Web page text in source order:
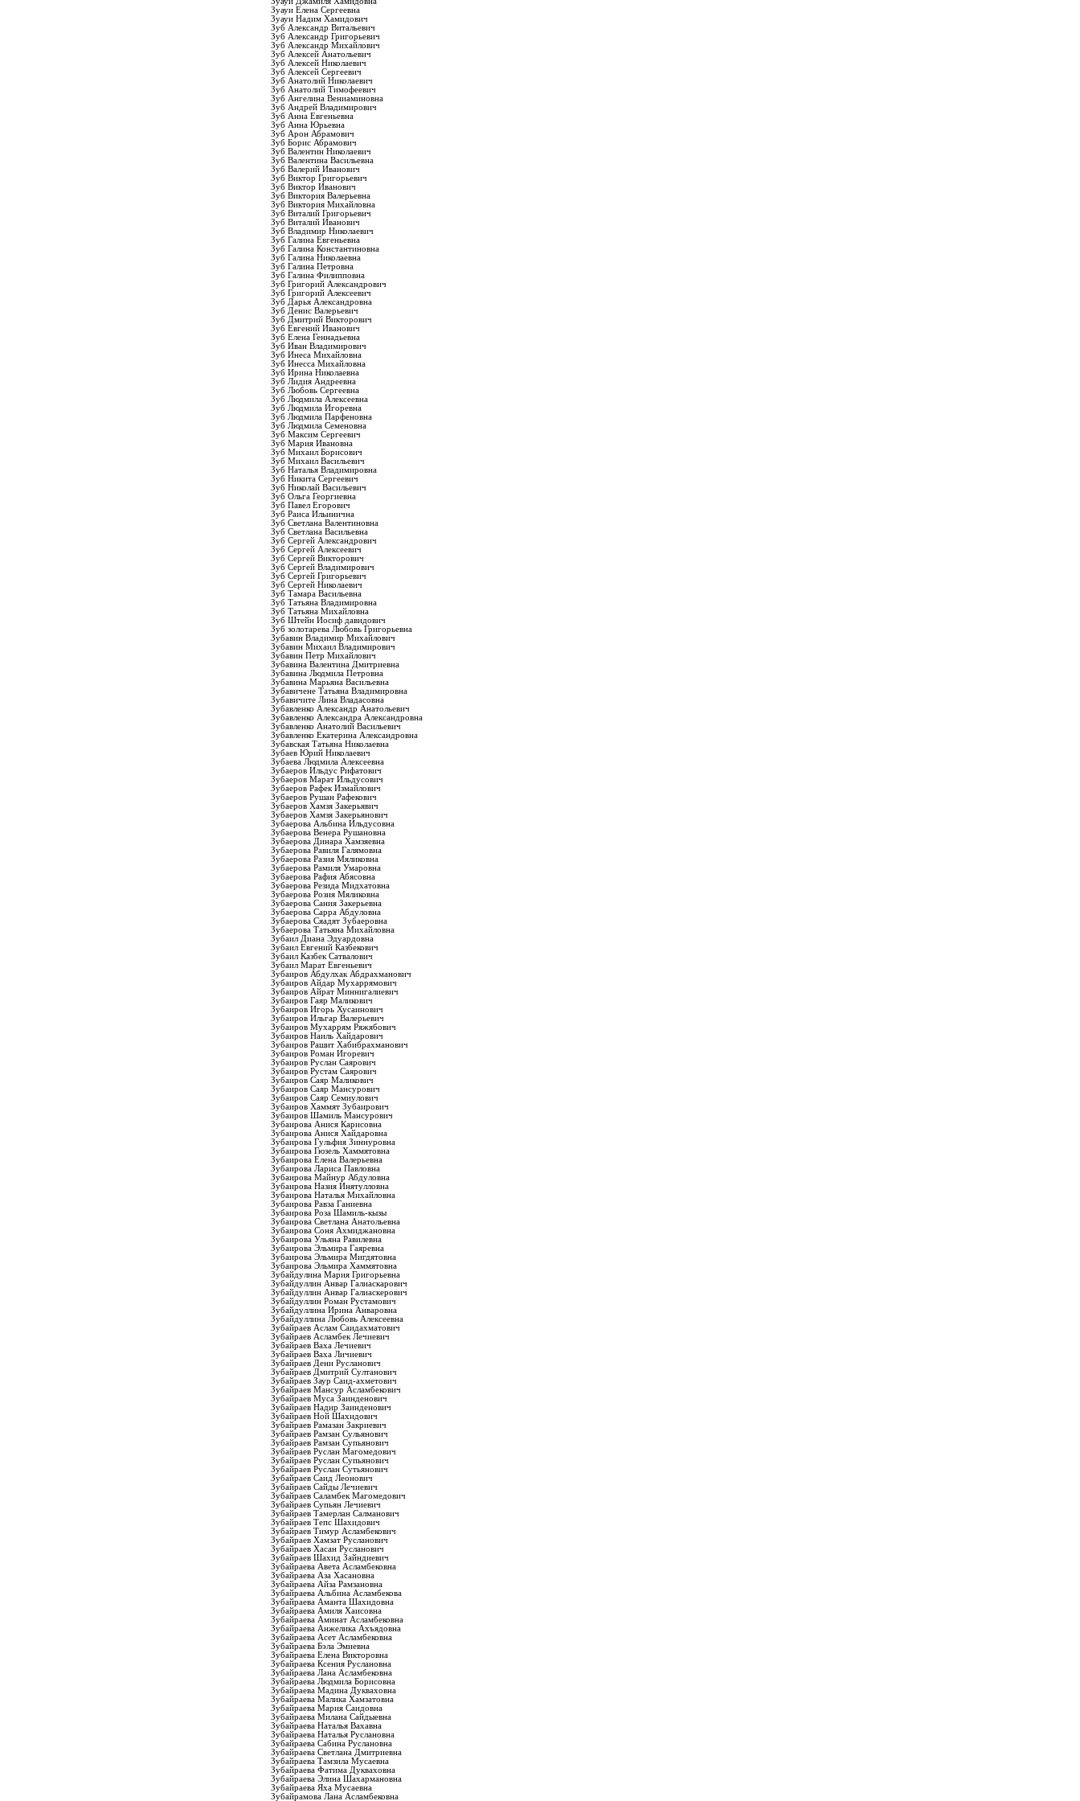
Зуауи Елена Сергеевна
Зуауи Надим Хамидович
Зуб Александр Витальевич
Зуб Александр Григорьевич
Зуб Александр Михайлович
Зуб Алексей Анатольевич
Зуб Алексей Николаевич
Зуб Алексей Сергеевич
Зуб Анатолий Николаевич
Зуб Анатолий Тимофеевич
Зуб Ангелина Вениаминовна
Зуб Андрей Владимирович
Зуб Анна Евгеньевна
Зуб Анна Юрьевна
Зуб Арон Абрамович
Зуб Борис Абрамович
Зуб Валентин Николаевич
Зуб Валентина Васильевна
Зуб Валерий Иванович
Зуб Виктор Григорьевич
Зуб Виктор Иванович
Зуб Виктория Валерьевна
Зуб Виктория Михайловна
Зуб Виталий Григорьевич
Зуб Виталий Иванович
Зуб Владимир Николаевич
Зуб Галина Евгеньевна
Зуб Галина Константиновна
Зуб Галина Николаевна
Зуб Галина Петровна
Зуб Галина Филипповна
Зуб Григорий Александрович
Зуб Григорий Алексеевич
Зуб Дарья Александровна
Зуб Денис Валерьевич
Зуб Дмитрий Викторович
Зуб Евгений Иванович
Зуб Елена Геннадьевна
Зуб Иван Владимирович
Зуб Инеса Михайловна
Зуб Инесса Михайловна
Зуб Ирина Николаевна
Зуб Лидия Андреевна
Зуб Любовь Сергеевна
Зуб Людмила Алексеевна
Зуб Людмила Игоревна
Зуб Людмила Парфеновна
Зуб Людмила Семеновна
Зуб Максим Сергеевич
Зуб Мария Ивановна
Зуб Михаил Борисович
Зуб Михаил Васильевич
Зуб Наталья Владимировна
Зуб Никита Сергеевич
Зуб Николай Васильевич
Зуб Ольга Георгиевна
Зуб Павел Егорович
Зуб Раиса Ильинична
Зуб Светлана Валентиновна
Зуб Светлана Васильевна
Зуб Сергей Александрович
Зуб Сергей Алексеевич
Зуб Сергей Викторович
Зуб Сергей Владимирович
Зуб Сергей Григорьевич
Зуб Сергей Николаевич
Зуб Тамара Васильевна
Зуб Татьяна Владимировна
Зуб Татьяна Михайловна
Зуб Штейн Иосиф давидович
Зуб золотарева Любовь Григорьевна
Зубавин Владимир Михайлович
Зубавин Михаил Владимирович
Зубавин Петр Михайлович
Зубавина Валентина Дмитриевна
Зубавина Людмила Петровна
Зубавина Марьяна Васильевна
Зубавичене Татьяна Владимировна
Зубавичите Лина Владасовна
Зубавленко Александр Анатольевич
Зубавленко Александра Александровна
Зубавленко Анатолий Васильевич
Зубавленко Екатерина Александровна
Зубавская Татьяна Николаевна
Зубаев Юрий Николаевич
Зубаева Людмила Алексеевна
Зубаеров Ильдус Рифатович
Зубаеров Марат Ильдусович
Зубаеров Рафек Измайлович
Зубаеров Рушан Рафекович
Зубаеров Хамзя Закерьявич
Зубаеров Хамзя Закерьянович
Зубаерова Альбина Ильдусовна
Зубаерова Венера Рушановна
Зубаерова Динара Хамзяевна
Зубаерова Равиля Галямовна
Зубаерова Разия Мяликовна
Зубаерова Рамиля Умаровна
Зубаерова Рафия Абясовна
Зубаерова Резида Мидхатовна
Зубаерова Розия Мяликовна
Зубаерова Сания Закерьевна
Зубаерова Сарра Абдуловна
Зубаерова Сяадят Зубаеровна
Зубаерова Татьяна Михайловна
Зубаил Диана Эдуардовна
Зубаил Евгений Казбекович
Зубаил Казбек Сатвалович
Зубаил Марат Евгеньевич
Зубаиров Абдулхак Абдрахманович
Зубаиров Айдар Мухаррямович
Зубаиров Айрат Миннигалиевич
Зубаиров Гаяр Маликович
Зубаиров Игорь Хусаинович
Зубаиров Ильгар Валерьевич
Зубаиров Мухаррям Ряжябович
Зубаиров Наиль Хайдарович
Зубаиров Рашит Хабибрахманович
Зубаиров Роман Игоревич
Зубаиров Руслан Саярович
Зубаиров Рустам Саярович
Зубаиров Саяр Маликович
Зубаиров Саяр Мансурович
Зубаиров Саяр Семиулович
Зубаиров Хаммят Зубаирович
Зубаиров Шамиль Мансурович
Зубаирова Анися Карисовна
Зубаирова Анися Хайдаровна
Зубаирова Гульфия Зиннуровна
Зубаирова Гюзель Хаммятовна
Зубаирова Елена Валерьевна
Зубаирова Лариса Павловна
Зубаирова Майнур Абдуловна
Зубаирова Назия Инятулловна
Зубаирова Наталья Михайловна
Зубаирова Равза Ганиевна
Зубаирова Роза Шамиль-кызы
Зубаирова Светлана Анатольевна
Зубаирова Соня Ахмиджановна
Зубаирова Ульяна Равилевна
Зубаирова Эльмира Гаяревна
Зубаирова Эльмира Мигдятовна
Зубаирова Эльмира Хаммятовна
Зубайдулина Мария Григорьевна
Зубайдуллин Анвар Галиаскарович
Зубайдуллин Анвар Галиаскерович
Зубайдуллин Роман Рустамович
Зубайдуллина Ирина Анваровна
Зубайдуллина Любовь Алексеевна
Зубайраев Аслам Саидахматович
Зубайраев Асламбек Лечиевич
Зубайраев Ваха Лечиевич
Зубайраев Ваха Личиевич
Зубайраев Дени Русланович
Зубайраев Дмитрий Султанович
Зубайраев Заур Саид-ахметович
Зубайраев Мансур Асламбекович
Зубайраев Муса Заинденович
Зубайраев Надир Заинденович
Зубайраев Ной Шахидович
Зубайраев Рамазан Закриевич
Зубайраев Рамзан Сульянович
Зубайраев Рамзан Супьянович
Зубайраев Руслан Магомедович
Зубайраев Руслан Супьянович
Зубайраев Руслан Сутьянович
Зубайраев Саид Леонович
Зубайраев Сайды Лечиевич
Зубайраев Саламбек Магомедович
Зубайраев Супьян Лечиевич
Зубайраев Тамерлан Салманович
Зубайраев Тепс Шахидович
Зубайраев Тимур Асламбекович
Зубайраев Хамзат Русланович
Зубайраев Хасан Русланович
Зубайраев Шахид Зайндиевич
Зубайраева Авета Асламбековна
Зубайраева Аза Хасановна
Зубайраева Айза Рамзановна
Зубайраева Альбина Асламбекова
Зубайраева Аманта Шахидовна
Зубайраева Амиля Хаисовна
Зубайраева Аминат Асламбековна
Зубайраева Анжелика Ахъядовна
Зубайраева Асет Асламбековна
Зубайраева Бэла Эмиевна
Зубайраева Елена Викторовна
Зубайраева Ксения Руслановна
Зубайраева Лана Асламбековна
Зубайраева Людмила Борисовна
Зубайраева Мадина Дукваховна
Зубайраева Малика Хамзатовна
Зубайраева Мария Саидовна
Зубайраева Милана Сайдыевна
Зубайраева Наталья Вахавна
Зубайраева Наталья Руслановна
Зубайраева Сабина Руслановна
Зубайраева Светлана Дмитриевна
Зубайраева Тамзила Мусаевна
Зубайраева Фатима Дукваховна
Зубайраева Элина Шахармановна
Зубайраева Яха Мусаевна
Зубайрамова Лана Асламбековна